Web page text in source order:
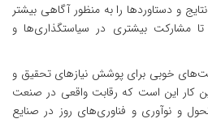
و دستاوردها را به منظور آگاهی بیشتر
تا مشارکت بیشتری در سیاستگذاری‌ها و
خوبی برای پوشش نیازهای تحقیق و
کار این است که رقابت واقعی در صنعت
و نوآوری و فناوری‌های روز در صنایع